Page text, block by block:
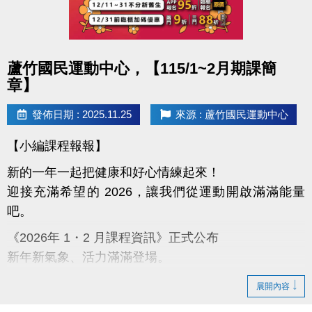
蘆竹國民運動中心，【115/1~2月期課簡
章】
發佈日期 : 2025.11.25 來源 : 蘆竹國民運動中心
【小編課程報報】
新的一年一起把健康和好心情練起來！
迎接充滿希望的 2026，讓我們從運動開啟滿滿能量
吧。
《2026年 1・2 月課程資訊》正式公布
新年新氣象、活力滿滿登場。
蘆寶與薇薇陪你迎向嶄新的一年，一起動出幸福與好
展開內容